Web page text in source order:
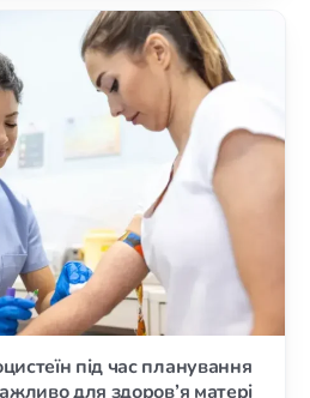
під час планування
для здоров’я матері